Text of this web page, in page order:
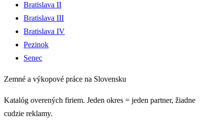
Bratislava II
Bratislava III
Bratislava IV
Pezinok
Senec
Zemné a výkopové práce na Slovensku
Katalóg overených firiem. Jeden okres = jeden partner, žiadne
cudzie reklamy.